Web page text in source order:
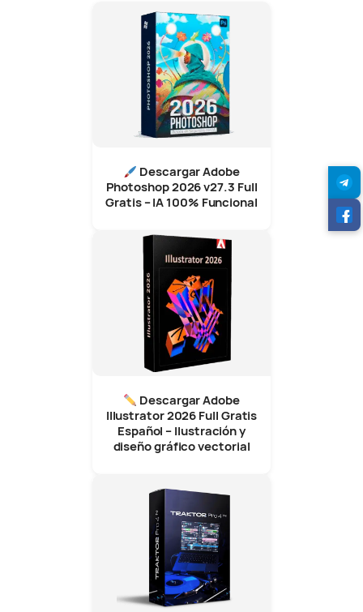
Descargar Adobe
Photoshop 2026 v27.3 Full
Gratis – IA 100% Funcional
Descargar Adobe
Illustrator 2026 Full Gratis
Español – Ilustración y
diseño gráfico vectorial